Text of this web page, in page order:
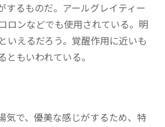
るものだ。アールグレイティー
ロンなどでも使用されている。明
いえるだろう。覚醒作用に近いも
もいわれている。
気で、優美な感じがするため、特